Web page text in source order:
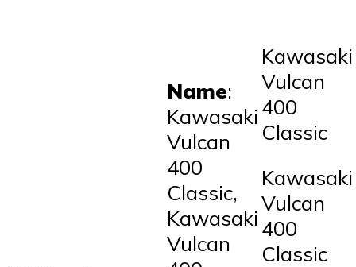
Name:
Kawasaki
Vulcan
400
Classic,
Kawasaki
Vulcan
Kawasaki
Vulcan
400
Classic
Kawasaki
Vulcan
400
Classic